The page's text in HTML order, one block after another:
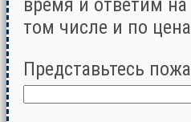
время и ответим
том числе и по
Представьтесь